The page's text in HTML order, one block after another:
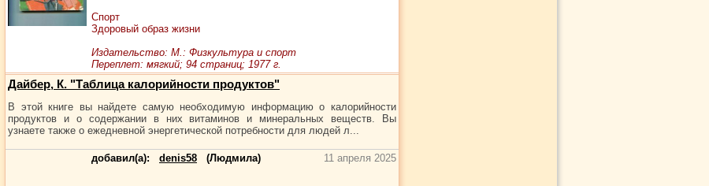
Спорт
Здоровый образ жизни
Издательство: М.: Физкультура и спорт
Переплет: мягкий; 94 страниц; 1977 г.
Дайбер, К. "Таблица калорийности продуктов"
В этой книге вы найдете самую необходимую информацию о калорийности
продуктов и о содержании в них витаминов и минеральных веществ. Вы
узнаете также о ежедневной энергетической потребности для людей л...
добавил(а): denis58 (Людмила) 11 апреля 2025